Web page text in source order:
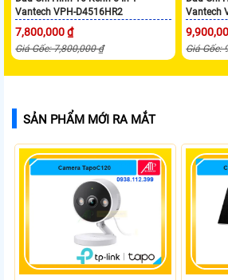
Vantech VPH-D4516HR2
7,800,000 ₫
Giá Gốc: 7,800,000 ₫
Vantech
Giá Gốc:
SẢN PHẨM MỚI RA MẮT